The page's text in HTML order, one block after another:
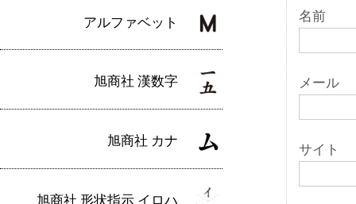
アルファベット
旭商社 漢数字
旭商社 カナ
旭商社 形状指示 イロハ
名前
メール
サイト